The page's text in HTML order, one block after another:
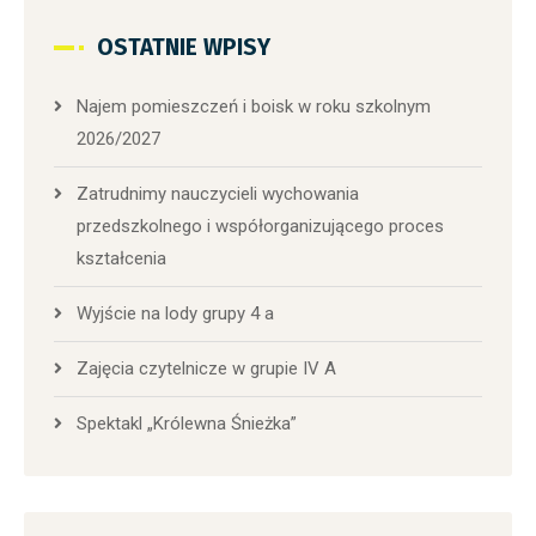
OSTATNIE WPISY
Najem pomieszczeń i boisk w roku szkolnym
2026/2027
Zatrudnimy nauczycieli wychowania
przedszkolnego i współorganizującego proces
kształcenia
Wyjście na lody grupy 4 a
Zajęcia czytelnicze w grupie IV A
Spektakl „Królewna Śnieżka”